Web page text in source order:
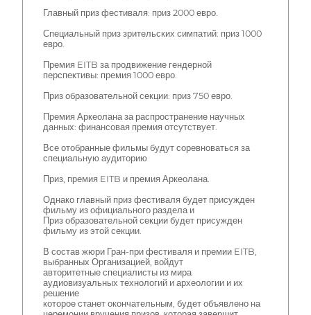
Главный приз фестиваля: приз 2000 евро.
Специальный приз зрительских симпатий: приз 1000
евро.
Премия EITB за продвижение гендерной
перспективы: премия 1000 евро.
Приз образовательной секции: приз 750 евро.
Премия Аркеолана за распространение научных
данных: финансовая премия отсутствует.
Все отобранные фильмы будут соревноваться за
специальную аудиторию
Приз, премия EITB и премия Аркеолана.
Однако главный приз фестиваля будет присужден
фильму из официального раздела и
Приз образовательной секции будет присужден
фильму из этой секции.
В состав жюри Гран-при фестиваля и премии EITB,
выбранных Организацией, войдут
авторитетные специалисты из мира
аудиовизуальных технологий и археологии и их
решение
которое станет окончательным, будет объявлено на